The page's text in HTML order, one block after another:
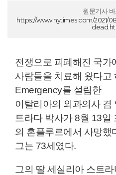
원문기사
https://www.nytimes.com/2021/
전쟁으로 피폐해진 국가
사람들을 치료해 왔다고
Emergency를 설립한
이탈리아의 외과의사 겸
트라다 박사가 8월 13일
의 혼플루르에서 사망했
그는 73세였다.
그의 딸 세실리아 스트